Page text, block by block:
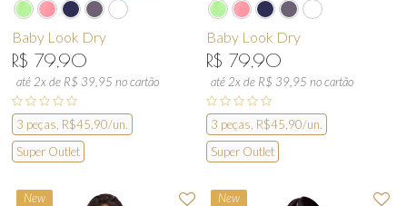
Baby Look Dry
R$ 79,90
até 2x de R$ 39,95 no cartão
3 peças, R$45,90/un.
Super Outlet
Baby Look Dry
R$ 79,90
até 2x de R$ 39,95 no cartão
3 peças, R$45,90/un.
Super Outlet
New New